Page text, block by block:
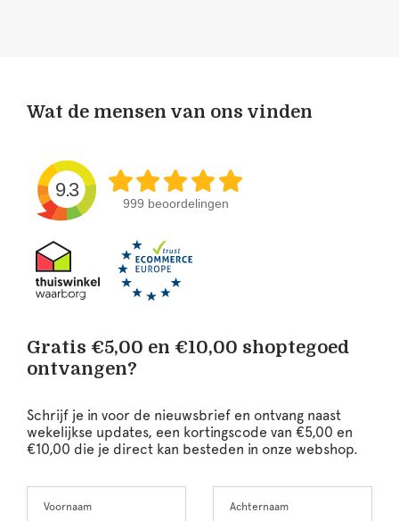
Wat de mensen van ons vinden
9.3
999 beoordelingen
Gratis €5,00 en €10,00 shoptegoed
ontvangen?
Schrijf je in voor de nieuwsbrief en ontvang naast
wekelijkse updates, een kortingscode van €5,00 en
€10,00 die je direct kan besteden in onze webshop.
this